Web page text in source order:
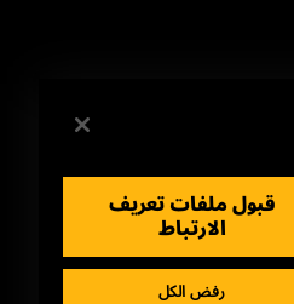
قبول ملفات تعريف
الارتباط
رفض الكل